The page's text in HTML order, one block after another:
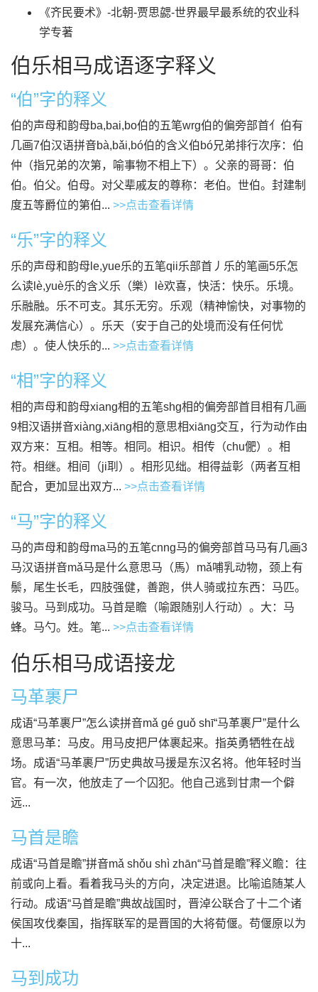
《齐民要术》-北朝-贾思勰-世界最早最系统的农业科
学专著
伯乐相马成语逐字释义
“伯”字的释义
伯的声母和韵母ba,bai,bo伯的五笔wrg伯的偏旁部首亻伯有
几画7伯汉语拼音bà,bǎi,bó伯的含义伯bó兄弟排行次序：伯
仲（指兄弟的次第，喻事物不相上下）。父亲的哥哥：伯
伯。伯父。伯母。对父辈戚友的尊称：老伯。世伯。封建制
度五等爵位的第伯... >>点击查看详情
“乐”字的释义
乐的声母和韵母le,yue乐的五笔qii乐部首丿乐的笔画5乐怎
么读lè,yuè乐的含义乐（樂）lè欢喜，快活：快乐。乐境。
乐融融。乐不可支。其乐无穷。乐观（精神愉快，对事物的
发展充满信心）。乐天（安于自己的处境而没有任何忧
虑）。使人快乐的... >>点击查看详情
“相”字的释义
相的声母和韵母xiang相的五笔shg相的偏旁部首目相有几画
9相汉语拼音xiàng,xiāng相的意思相xiāng交互，行为动作由
双方来：互相。相等。相同。相识。相传（chu俷）。相
符。相继。相间（ji刵）。相形见绌。相得益彰（两者互相
配合，更加显出双方... >>点击查看详情
“马”字的释义
马的声母和韵母ma马的五笔cnng马的偏旁部首马马有几画3
马汉语拼音mǎ马是什么意思马（馬）mǎ哺乳动物，颈上有
鬃，尾生长毛，四肢强健，善跑，供人骑或拉东西：马匹。
骏马。马到成功。马首是瞻（喻跟随别人行动）。大：马
蜂。马勺。姓。笔... >>点击查看详情
伯乐相马成语接龙
马革裹尸
成语“马革裹尸”怎么读拼音mǎ gé guǒ shī“马革裹尸”是什么
意思马革：马皮。用马皮把尸体裹起来。指英勇牺牲在战
场。成语“马革裹尸”历史典故马援是东汉名将。他年轻时当
官。有一次，他放走了一个囚犯。他自己逃到甘肃一个僻
远...
马首是瞻
成语“马首是瞻”拼音mǎ shǒu shì zhān“马首是瞻”释义瞻：往
前或向上看。看着我马头的方向，决定进退。比喻追随某人
行动。成语“马首是瞻”典故战国时，晋淖公联合了十二个诸
侯国攻伐秦国，指挥联军的是晋国的大将荀偃。苟偃原以为
十...
马到成功